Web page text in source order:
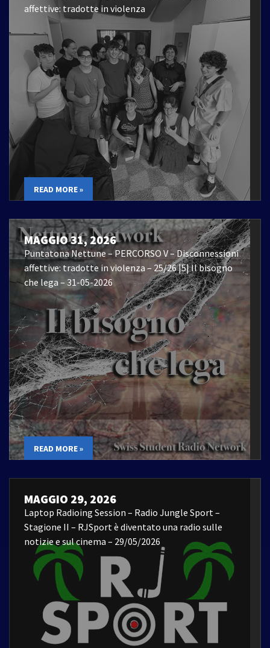
affettive: tradotte in violenza
READ MORE »
MAGGIO 31, 2026
Puntatona Nettune – PERCORSO V – Disconnessioni
affettive: tradotte in violenza – 25/26 |5| Il bisogno
che lega – 31-05-2026
READ MORE »
MAGGIO 29, 2026
Laptop Radioing Session – Radio Jungle Sport –
Stagione II – RJSport è diventato una radio sulle
notizie e sul cinema – 29/05/2026